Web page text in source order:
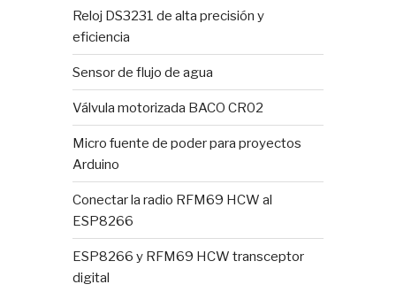
Reloj DS3231 de alta precisión y
eficiencia
Sensor de flujo de agua
Válvula motorizada BACO CR02
Micro fuente de poder para proyectos
Arduino
Conectar la radio RFM69 HCW al
ESP8266
ESP8266 y RFM69 HCW transceptor
digital